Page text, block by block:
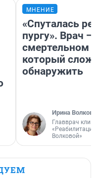
МНЕНИЕ
«Спуталась
пургу». Врач —
смертельном
который
обнаружить
Ирина Волкова
Главврач
«Реабилитация
Волковой»